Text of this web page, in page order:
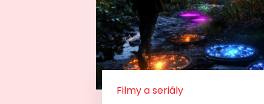
Filmy a seriály